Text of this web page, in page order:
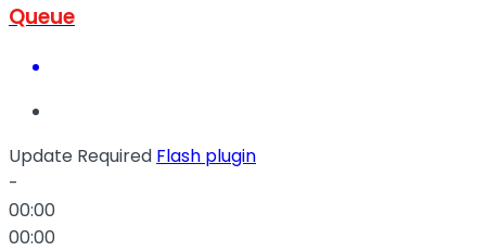
Queue
Update Required Flash plugin
-
00:00
00:00